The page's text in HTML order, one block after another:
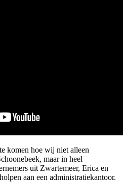
komen hoe wij niet alleen
maar in heel
uit Zwartemeer, Erica en
aan een administratiekantoor.